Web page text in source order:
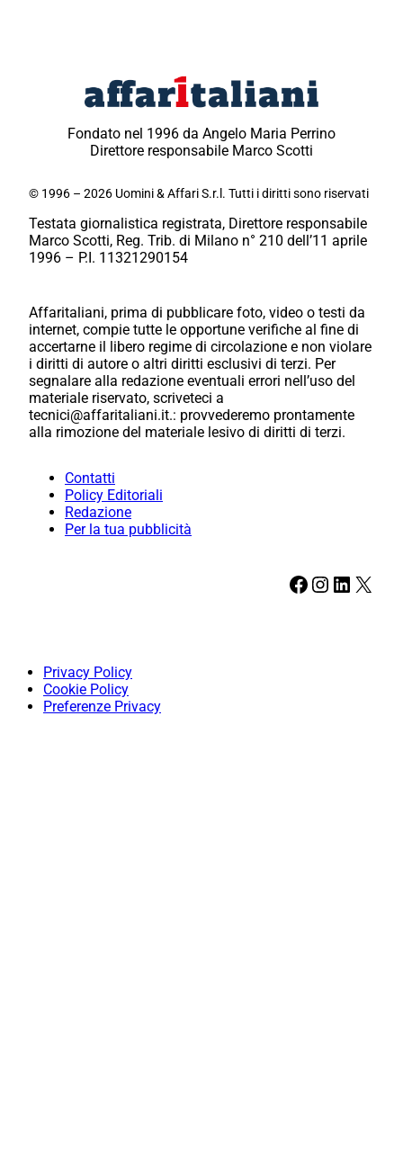
Fondato nel 1996 da Angelo Maria Perrino
Direttore responsabile Marco Scotti
© 1996 – 2026 Uomini & Affari S.r.l. Tutti i diritti sono riservati
Testata giornalistica registrata, Direttore responsabile
Marco Scotti, Reg. Trib. di Milano n° 210 dell’11 aprile
1996 – P.I. 11321290154
Affaritaliani, prima di pubblicare foto, video o testi da
internet, compie tutte le opportune verifiche al fine di
accertarne il libero regime di circolazione e non violare
i diritti di autore o altri diritti esclusivi di terzi. Per
segnalare alla redazione eventuali errori nell’uso del
materiale riservato, scriveteci a
tecnici@affaritaliani.it.: provvederemo prontamente
alla rimozione del materiale lesivo di diritti di terzi.
Contatti
Policy Editoriali
Redazione
Per la tua pubblicità
Facebook Instagram LinkedIn X
Privacy Policy
Cookie Policy
Preferenze Privacy